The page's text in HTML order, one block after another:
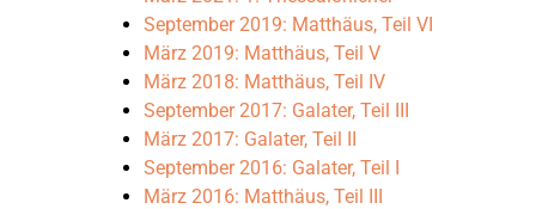
September 2019: Matthäus, Teil VI
März 2019: Matthäus, Teil V
März 2018: Matthäus, Teil IV
September 2017: Galater, Teil III
März 2017: Galater, Teil II
September 2016: Galater, Teil I
März 2016: Matthäus, Teil III